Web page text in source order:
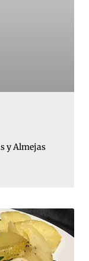
y Almejas